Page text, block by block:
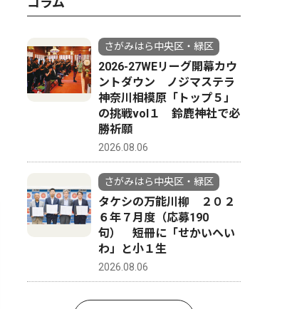
4
さがみはら中央区・緑区
2026-27WEリーグ開幕カウ
ントダウン ノジマステラ
神奈川相模原「トップ５」
の挑戦vol１ 鈴鹿神社で必
勝祈願
2026.08.06
さがみはら中央区・緑区
タケシの万能川柳 ２０２
６年７月度（応募190
句） 短冊に「せかいへい
わ」と小１生
2026.08.06